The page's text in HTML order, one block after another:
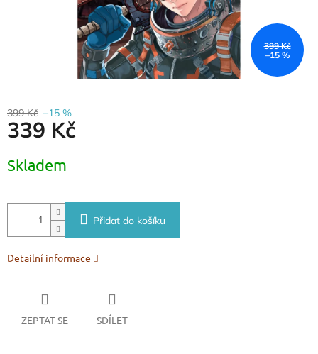
399 Kč
–15 %
399 Kč –15 %
339 Kč
cena:
Skladem
Přidat do košíku
Detailní informace
ZEPTAT SE SDÍLET